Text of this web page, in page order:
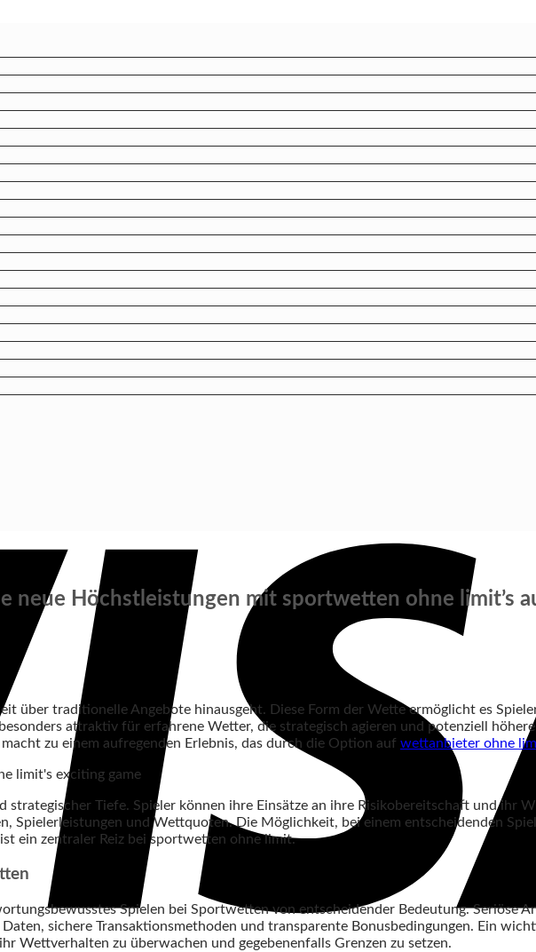
neue Höchstleistungen mit sportwetten ohne limit’s
über traditionelle Angebote hinausgeht. Diese Form der Wette ermöglicht es
attraktiv für erfahrene Wetter, die strategisch agieren und potenziell
zu einem aufregenden Erlebnis, das durch die Option auf wettanbieter ohne
Tiefe. Spieler können ihre Einsätze an ihre Risikobereitschaft und ihr
Spielerleistungen und Wettquoten. Die Möglichkeit, bei einem entscheidenden
ein zentraler Reiz bei sportwetten ohne limit.
Spielen bei Sportwetten von entscheidender Bedeutung. Seriöse
sichere Transaktionsmethoden und transparente Bonusbedingungen. Ein
Wettverhalten zu überwachen und gegebenenfalls Grenzen zu setzen.